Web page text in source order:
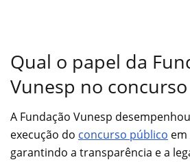
Qual o papel da
Vunesp no
A Fundação Vunesp
execução do concurso público em
garantindo a transparência e a